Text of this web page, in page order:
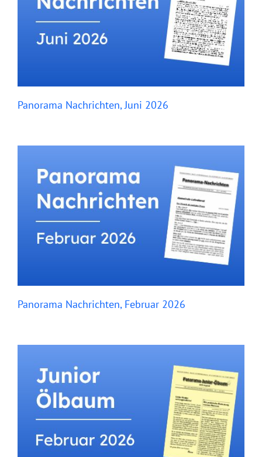
Panorama Nachrichten, Juni 2026
Panorama Nachrichten, Februar 2026